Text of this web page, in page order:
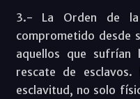
3.- La Orden de la
comprometido desde
aquellos que sufrían
rescate de
esclavitud, no solo